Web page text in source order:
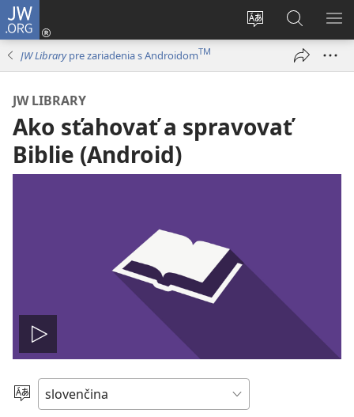
JW.ORG
Zmeniť
stránky
Prihlásiť
sa
na
JW.ORG
JW Librarypre zariadenia s AndroidomTM
JW LIBRARY
Ako sťahovať a spravovať
Biblie (Android)
Prehrať
video
Jazyk